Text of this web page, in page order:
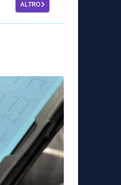
ALTRO